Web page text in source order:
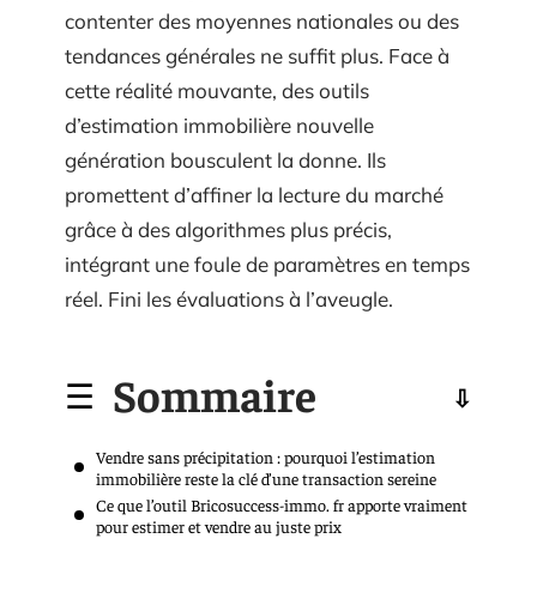
contenter des moyennes nationales ou des
tendances générales ne suffit plus. Face à
cette réalité mouvante, des outils
d’estimation immobilière nouvelle
génération bousculent la donne. Ils
promettent d’affiner la lecture du marché
grâce à des algorithmes plus précis,
intégrant une foule de paramètres en temps
réel. Fini les évaluations à l’aveugle.
Sommaire
Vendre sans précipitation : pourquoi l’estimation
immobilière reste la clé d’une transaction sereine
Ce que l’outil Bricosuccess-immo. fr apporte vraiment
pour estimer et vendre au juste prix